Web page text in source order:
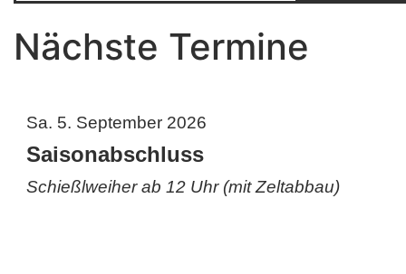
Nächste Termine
Sa. 5. September 2026
Saisonabschluss
Schießlweiher ab 12 Uhr (mit Zeltabbau)